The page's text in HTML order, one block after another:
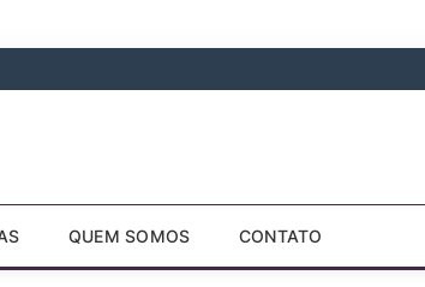
QUEM SOMOS CONTATO